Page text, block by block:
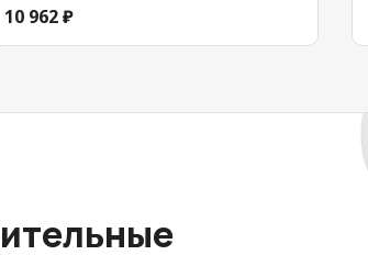
10 962 ₽